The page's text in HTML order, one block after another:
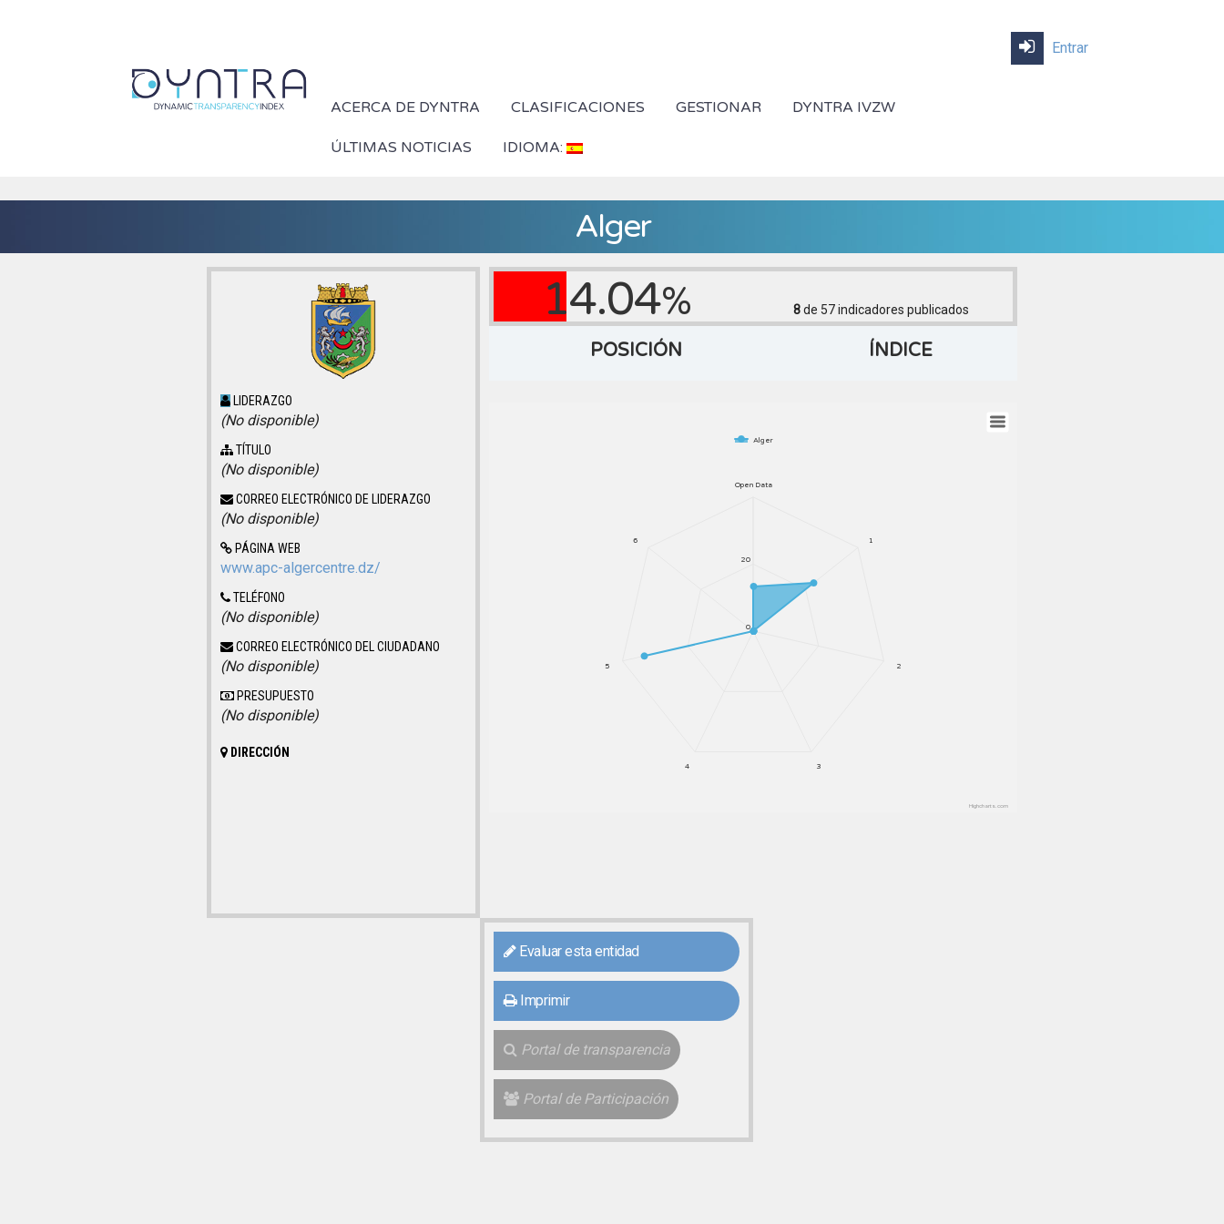
Entrar
ACERCA DE DYNTRA CLASIFICACIONES GESTIONAR DYNTRA IVZW
ÚLTIMAS NOTICIAS IDIOMA:
Alger
LIDERAZGO
(No disponible)
TÍTULO
(No disponible)
CORREO ELECTRÓNICO DE LIDERAZGO
(No disponible)
PÁGINA WEB
www.apc-algercentre.dz/
TELÉFONO
(No disponible)
CORREO ELECTRÓNICO DEL CIUDADANO
(No disponible)
PRESUPUESTO
(No disponible)
DIRECCIÓN
14.04% 8de 57indicadores publicados
POSICIÓN ÍNDICE
Alger
Open Data
1
2
3
4
5
6
0
20
Highcharts.com
Evaluar esta entidad
Imprimir
Portal de transparencia
Portal de Participación